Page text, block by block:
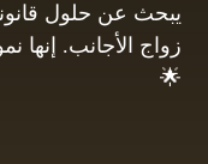
يبحث عن حلول
زواج الأجانب. إنها
🌟